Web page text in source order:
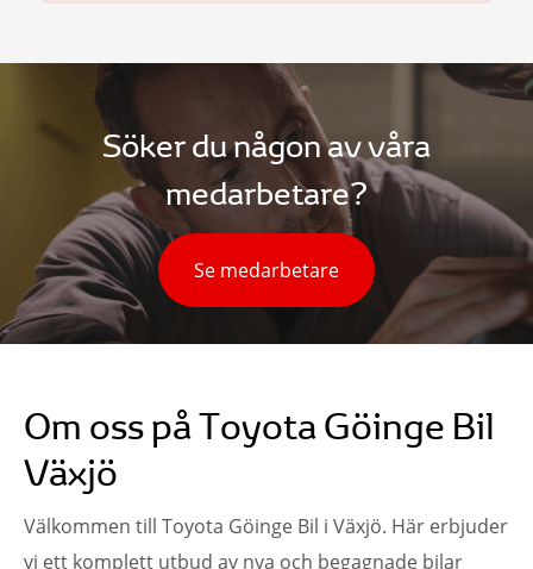
Söker du någon av våra
medarbetare?
Se medarbetare
Om oss på Toyota Göinge Bil
Växjö
Välkommen till Toyota Göinge Bil i Växjö. Här erbjuder
vi ett komplett utbud av nya och begagnade bilar